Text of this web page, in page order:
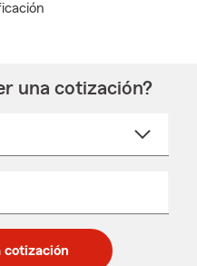
una cotización?
cotización